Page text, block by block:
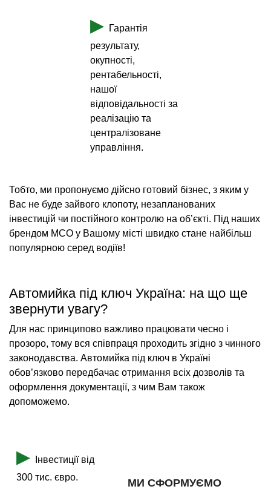
▶ Гарантія
результату,
окупності,
рентабельності,
нашої
відповідальності за
реалізацію та
централізоване
управління.
Тобто, ми пропонуємо дійсно готовий бізнес, з яким у
Вас не буде зайвого клопоту, незапланованих
інвестицій чи постійного контролю на об’єкті. Під наших
брендом МСО у Вашому місті швидко стане найбільш
популярною серед водіїв!
Автомийка під ключ Україна: на що ще
звернути увагу?
Для нас принципово важливо працювати чесно і
прозоро, тому вся співпраця проходить згідно з чинного
законодавства. Автомийка під ключ в Україні
обов’язково передбачає отримання всіх дозволів та
оформлення документації, з чим Вам також
допоможемо.
МИ СФОРМУЄМО
▶
Інвестиції від
300 тис. євро.